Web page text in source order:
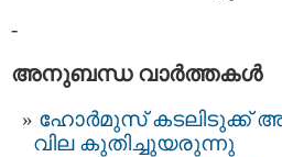
-
അനുബന്ധ വാര്‍ത്തകള്‍
ഹോർമുസ് കടലിടുക്ക്
വില കുതിച്ചുയരുന്നു